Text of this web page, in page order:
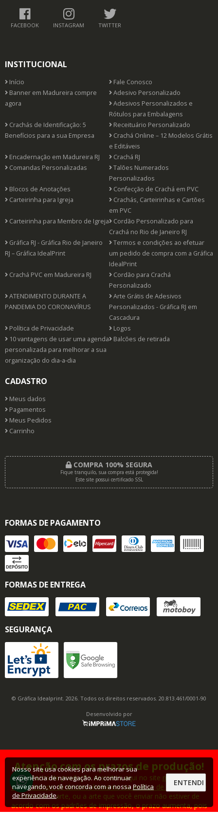
FACEBOOK INSTAGRAM TWITTER
INSTITUCIONAL
Início
Fale Conosco
Banner em Madureira compre
agora
Adesivo Personalizado
Adesivos Personalizados e
Rótulos para Embalagens
Crachás de Identificação: 5
Benefícios para a sua Empresa
Receituário Personalizado
Crachá Online – 12 Modelos Grátis
e Editáveis
Encadernação em Madureira RJ
Crachá RJ
Comandas Personalizadas
Talões Numerados
Personalizados
Blocos de Anotações
Confecção de Crachá em PVC
Carteirinha para Igreja
Crachás, Carteirinhas e Cartões
em PVC
Carteirinha para Membro de Igreja
Cordão Personalizado para
Crachá no Rio de Janeiro RJ
Gráfica RJ - Gráfica Rio de Janeiro
RJ – Gráfica IdealPrint
Termos e condições ao efetuar
um pedido de compra com a Gráfica
IdealPrint
Crachá PVC em Madureira RJ
Cordão para Crachá
Personalizado
ATENDIMENTO DURANTE A
PANDEMIA DO CORONAVÍRUS
Arte Grátis de Adesivos
Personalizados - Gráfica RJ em
Cascadura
Política de Privacidade
Logos
10 vantagens de usar uma agenda
personalizada para melhorar a sua
organização do dia-a-dia
Balcões de retirada
CADASTRO
Meus dados
Pagamentos
Meus Pedidos
Carrinho
COMPRA 100% SEGURA
Fique tranquilo, sua compra está protegida!
Este site possui certificado SSL
FORMAS DE PAGAMENTO
FORMAS DE ENTREGA
SEGURANÇA
© Gráfica Idealprint. 2026. Todos os direitos reservados. 20.813.461/0001-90
Desenvolvido por
Nosso site usa cookies para melhorar sua
experiência de navegação. Ao continuar
navegando, você concorda com a nossa Política
de Privacidade.
ENTENDI
Atenção com os prazos de produção!
Os prazos de produção descritos aqui no site não contam
com o tempo de desenvolvimento ou análise de arte! Se você
contratar a arte, ou a arte que você enviar não estiver de
acordo com os padrões de impressão, o prazo aumenta, pois
o prazo informado aqui no site contempla somente a